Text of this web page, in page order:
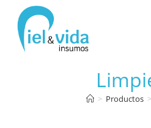
> Productos >